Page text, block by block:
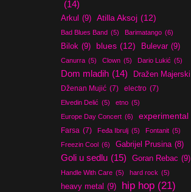
(14)
Arkul (9) Atilla Aksoj (12)
Bad Blues Band (5) Barimatango (6)
Bilok (9) blues (12) Bulevar (9)
Canurra (5) Clown (5) Dario Lukić (5)
Dom mladih (14) Dražen Majerski
Dženan Mujić (7) electro (7)
Elvedin Delić (5) etno (5)
Europe Day Concert (6) experimental
Farsa (7) Feđa Ibrulj (5) Fontanit (5)
Freezin Cool (6) Gabrijel Prusina (8)
Goli u sedlu (15) Goran Rebac (9)
Handle With Care (5) hard rock (5)
heavy metal (9) hip hop (21)